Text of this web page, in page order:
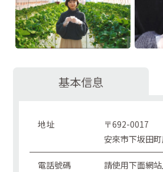
基本信息
地址
〒692-0017
安來市下坂田
電話號碼
請使用下面網